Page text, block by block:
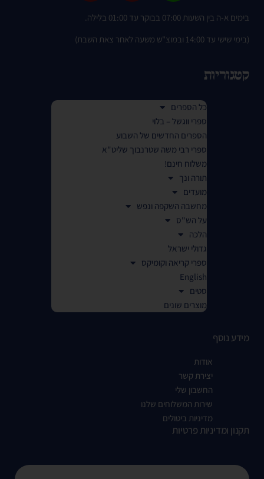
בימים א-ה בין השעות 07:00 בבוקר עד 01:00 בלילה.
(בימי שישי עד 14:00 ובמוצ"ש משעה לאחר צאת השבת)
קטגוריות
כל הספרים
ספרי ווגשל – בלוי
הספרים החדשים של השבוע
ספרי רבי משה שטרנבוך שליט"א
משלוח חינם!
תורה ונך
מועדים
מחשבה השקפה ונפש
על הש"ס
הלכה
גדולי ישראל
ספרי קריאה וקומיקס
English
סטים
מוצרים שונים
מידע נוסף
אודות
יצירת קשר
החשבון שלי
שירות המשלוחים שלנו
מדיניות ביטולים
תקנון ומדיניות פרטיות